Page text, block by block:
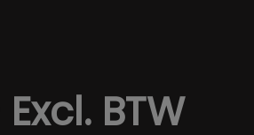
Excl. BTW